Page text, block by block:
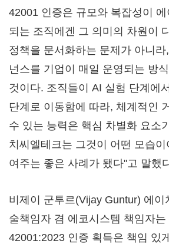
42001 인증은 규모와 복잡성이
되는 조직에겐 그 의미의 차원이
정책을 문서화하는 문제가 아니라
넌스를 기업이 매일 운영되는 방
것이다. 조직들이 AI 실험 단계에
단계로 이동함에 따라, 체계적인
수 있는 능력은 핵심 차별화 요소
치씨엘테크는 그것이 어떤 모습
여주는 좋은 사례가 됐다"고 말했
비제이 군투르(Vijay Guntur) 에이
술책임자 겸 에코시스템 책임자는
42001:2023 인증 획득은 책임 있